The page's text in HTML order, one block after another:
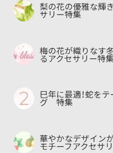
梨の花の優雅な輝
サリー特集
梅の花が織りなす
るアクセサリー特集
巳年に最適！蛇を
グ 特集
華やかなデザイン
モチーフアクセサ